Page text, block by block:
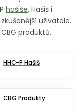
hašiše. Hašiš i
uživatele.
produktů.
HHC-P Hašiš
CBG Produkty